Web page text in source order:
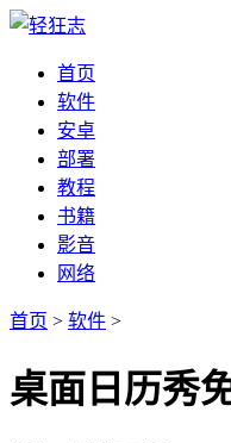
首页
软件
安卓
部署
教程
书籍
影音
网络
首页 > 软件 >
桌面日历秀